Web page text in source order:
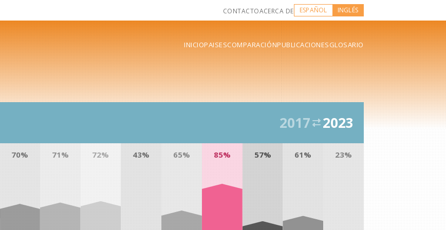
CONTACTOACERCA DE ESPAÑOL INGLÉS
INICIOPAISESCOMPARACIÓNPUBLICACIONESGLOSARIO
2017 2023
70% 71% 72% 43% 65% 85% 57% 61% 23%